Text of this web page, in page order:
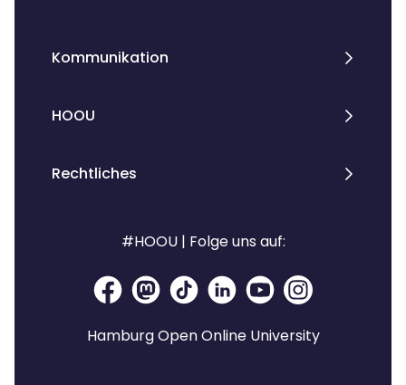
Kommunikation
HOOU
Rechtliches
#HOOU | Folge uns auf:
Hamburg Open Online University